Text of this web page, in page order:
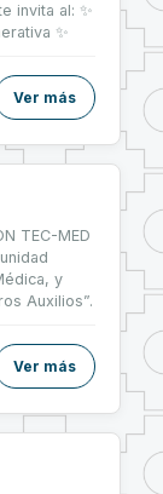
invita al: ✨
✨
Ver más
TEC-MED
y
Auxilios”.
Ver más